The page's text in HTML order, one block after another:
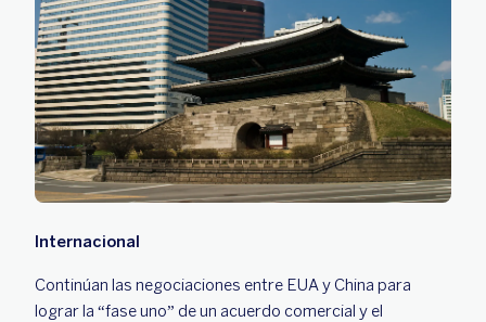
Internacional
Continúan las negociaciones entre EUA y China para
lograr la “fase uno” de un acuerdo comercial y el